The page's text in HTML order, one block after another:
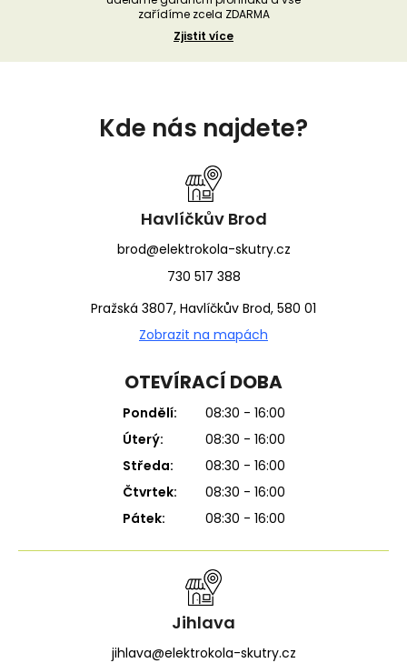
zařídíme zcela ZDARMA
Zjistit více
Kde nás najdete?
Havlíčkův Brod
brod@elektrokola-skutry.cz
730 517 388
Pražská 3807, Havlíčkův Brod, 580 01
Zobrazit na mapách
OTEVÍRACÍ DOBA
Pondělí:
08:30 - 16:00
Úterý:
08:30 - 16:00
Středa:
08:30 - 16:00
Čtvrtek:
08:30 - 16:00
Pátek:
08:30 - 16:00
Jihlava
jihlava@elektrokola-skutry.cz